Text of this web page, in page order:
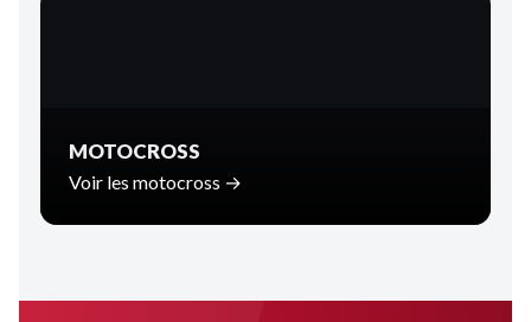
MOTOCROSS
Voir les motocross →